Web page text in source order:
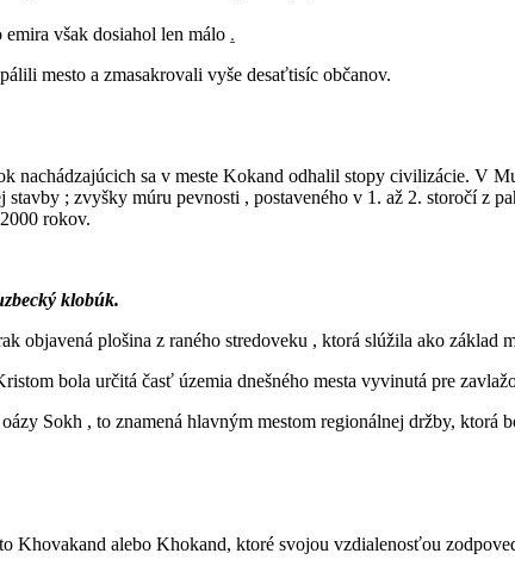
však dosiahol len málo .
mesto a zmasakrovali vyše desaťtisíc občanov.
nachádzajúcich sa v meste Kokand odhalil stopy civilizácie. V
; zvyšky múru pevnosti , postaveného v 1. až 2. storočí z
rokov.
klobúk.
objavená plošina z raného stredoveku , ktorá slúžila ako základ
bola určitá časť územia dnešného mesta vyvinutá pre
Sokh , to znamená hlavným mestom regionálnej držby, ktorá
Khovakand alebo Khokand, ktoré svojou vzdialenosťou